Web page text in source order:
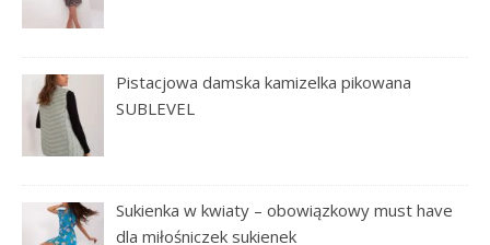
Pistacjowa damska kamizelka pikowana
SUBLEVEL
Sukienka w kwiaty – obowiązkowy must have
dla miłośniczek sukienek